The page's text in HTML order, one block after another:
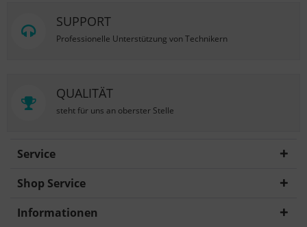
SUPPORT
Professionelle Unterstützung von Technikern
QUALITÄT
steht für uns an oberster Stelle
Service
Shop Service
Informationen